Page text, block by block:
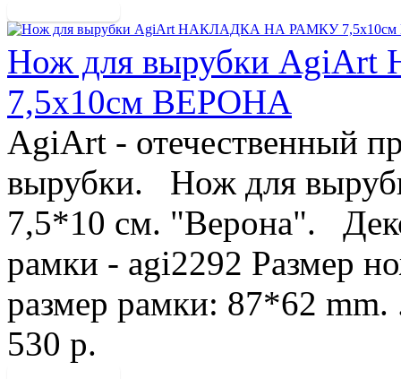
Нож для вырубки
7,5х10см ВЕРОНА
AgiArt - отечественный
вырубки. Нож для
7,5*10 см. "Верона".
рамки - agi2292 Размер
размер рамки: 87*62 mm.
530 р.